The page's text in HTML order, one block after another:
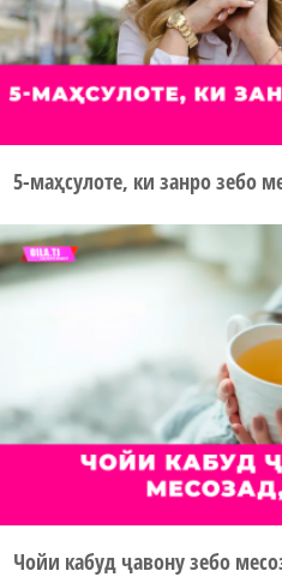
5-маҳсулоте, ки занро зебо
Чойи кабуд ҷавону зебо